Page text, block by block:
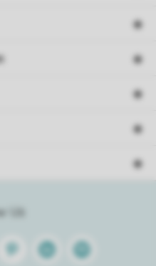
Us
PinterestLinkedinSpotify